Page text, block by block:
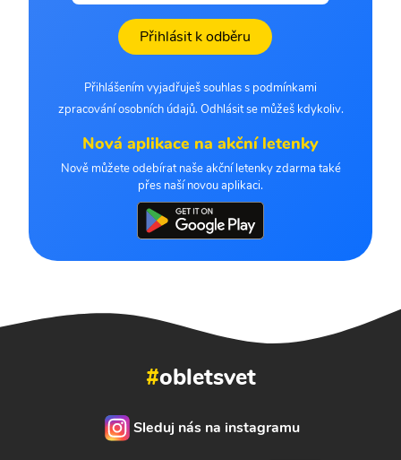
Přihlásit k odběru
Přihlášením vyjadřuješ souhlas s podmínkami
zpracování osobních údajů. Odhlásit se můžeš kdykoliv.
Nová aplikace na akční letenky
Nově můžete odebírat naše akční letenky zdarma také
přes naší novou aplikaci.
#obletsvet
Sleduj nás na instagramu